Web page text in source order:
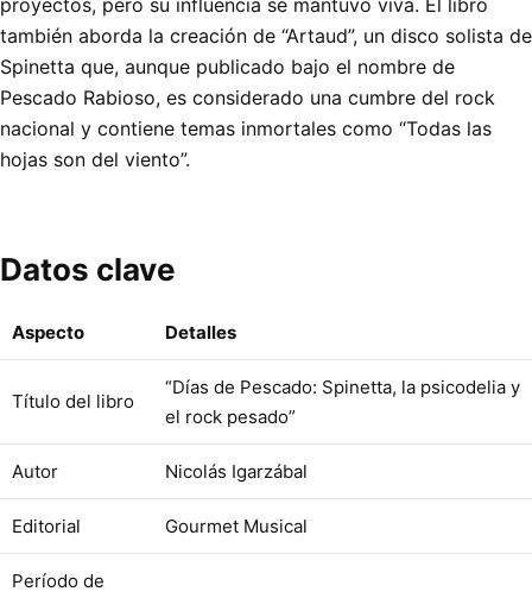
también aborda la creación de “Artaud”, un disco solista de
Spinetta que, aunque publicado bajo el nombre de
Pescado Rabioso, es considerado una cumbre del rock
nacional y contiene temas inmortales como “Todas las
hojas son del viento”.
Datos clave
Aspecto Detalles
Título del libro
“Días de Pescado: Spinetta, la psicodelia y
el rock pesado”
Autor Nicolás Igarzábal
Editorial Gourmet Musical
Período de